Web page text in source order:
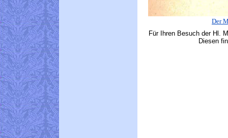
Der
Für Ihren Besuch der Hl.
Diesen